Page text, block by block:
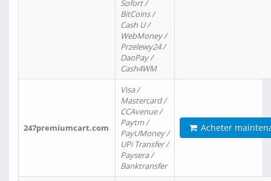
Sofort /
BitCoins /
Cash U /
WebMoney /
Przelewy24 /
DaoPay /
Cash4WM
247premiumcart.com
Visa /
Mastercard /
CCAvenue /
Paytm /
PayUMoney /
UPi Transfer /
Paysera /
Banktransfer
Acheter